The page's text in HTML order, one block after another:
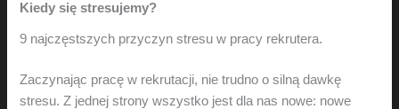
Kiedy się stresujemy?
9 najczęstszych przyczyn stresu w pracy rekrutera.
Zaczynając pracę w rekrutacji, nie trudno o silną dawkę
stresu. Z jednej strony wszystko jest dla nas nowe: nowe